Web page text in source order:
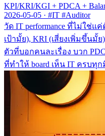
KPI/KRI/KGI + PDCA +
2026-05-05 · #IT #Auditor
วัด IT performance ที่ไม่ใช่แ
เป้ามั้ย), KRI (เสี่ยงเพิ่มขึ้นมั้
ตัวที่บอกคนละเรื่อง บวก
ที่ทำให้ board เห็น IT ครบทุ